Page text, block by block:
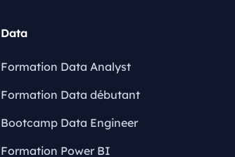
Data
Formation Data Analyst
Formation Data débutant
Bootcamp Data Engineer
Formation Power BI